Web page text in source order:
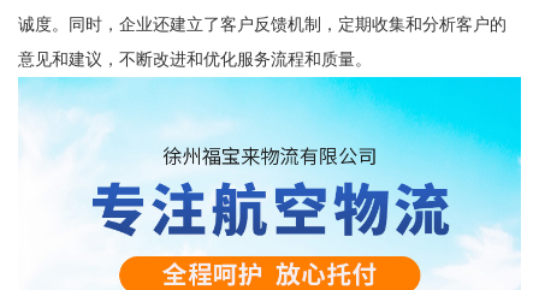
诚度。同时，企业还建立了客户反馈机制，定期收集和分析客户的
意见和建议，不断改进和优化服务流程和质量。